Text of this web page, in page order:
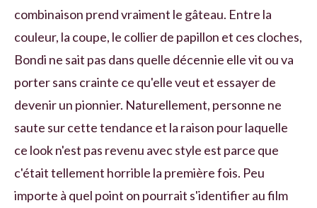
combinaison prend vraiment le gâteau. Entre la
couleur, la coupe, le collier de papillon et ces cloches,
Bondi ne sait pas dans quelle décennie elle vit ou va
porter sans crainte ce qu'elle veut et essayer de
devenir un pionnier. Naturellement, personne ne
saute sur cette tendance et la raison pour laquelle
ce look n'est pas revenu avec style est parce que
c'était tellement horrible la première fois. Peu
importe à quel point on pourrait s'identifier au film